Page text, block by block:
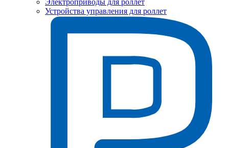
Электроприводы для роллет
Устройства управления для роллет